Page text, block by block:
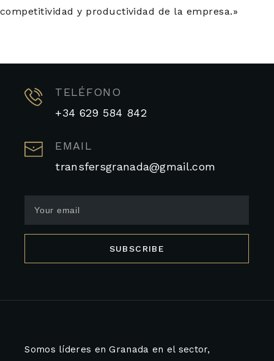
competitividad y productividad de la empresa.»
TELÉFONO
+34 629 584 842
EMAIL
transfersgranada@gmail.com
SUBSCRIBE
Somos líderes en Granada en el sector,